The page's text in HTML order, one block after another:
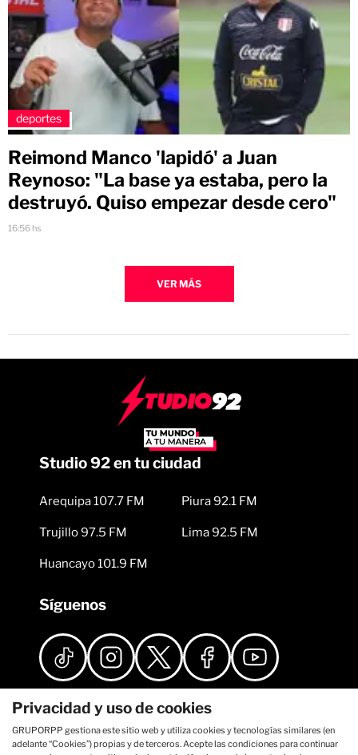
deportes
Reimond Manco 'lapidó' a Juan
Reynoso: "La base ya estaba, pero la
destruyó. Quiso empezar desde cero"
16:56 hs
VER MÁS
Studio 92 en tu ciudad
Arequipa 107.7 FM
Trujillo 97.5 FM
Huancayo 101.9 FM
Piura 92.1 FM
Lima 92.5 FM
Síguenos
Privacidad y uso de cookies
GRUPORPP gestiona este sitio web y utiliza cookies y tecnologías similares (en
adelante “Cookies”) propias y de terceros. Acepte las condiciones para continuar